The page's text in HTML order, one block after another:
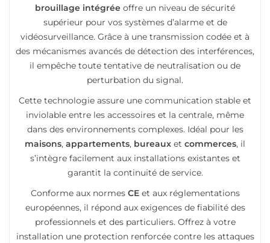
brouillage intégrée offre un niveau de sécurité
supérieur pour vos systèmes d’alarme et de
vidéosurveillance. Grâce à une transmission codée et à
des mécanismes avancés de détection des interférences,
il empêche toute tentative de neutralisation ou de
perturbation du signal.
Cette technologie assure une communication stable et
inviolable entre les accessoires et la centrale, même
dans des environnements complexes. Idéal pour les
maisons, appartements, bureaux et commerces, il
s’intègre facilement aux installations existantes et
garantit la continuité de service.
Conforme aux normes CEet aux réglementations
européennes, il répond aux exigences de fiabilité des
professionnels et des particuliers. Offrez à votre
installation une protection renforcée contre les attaques